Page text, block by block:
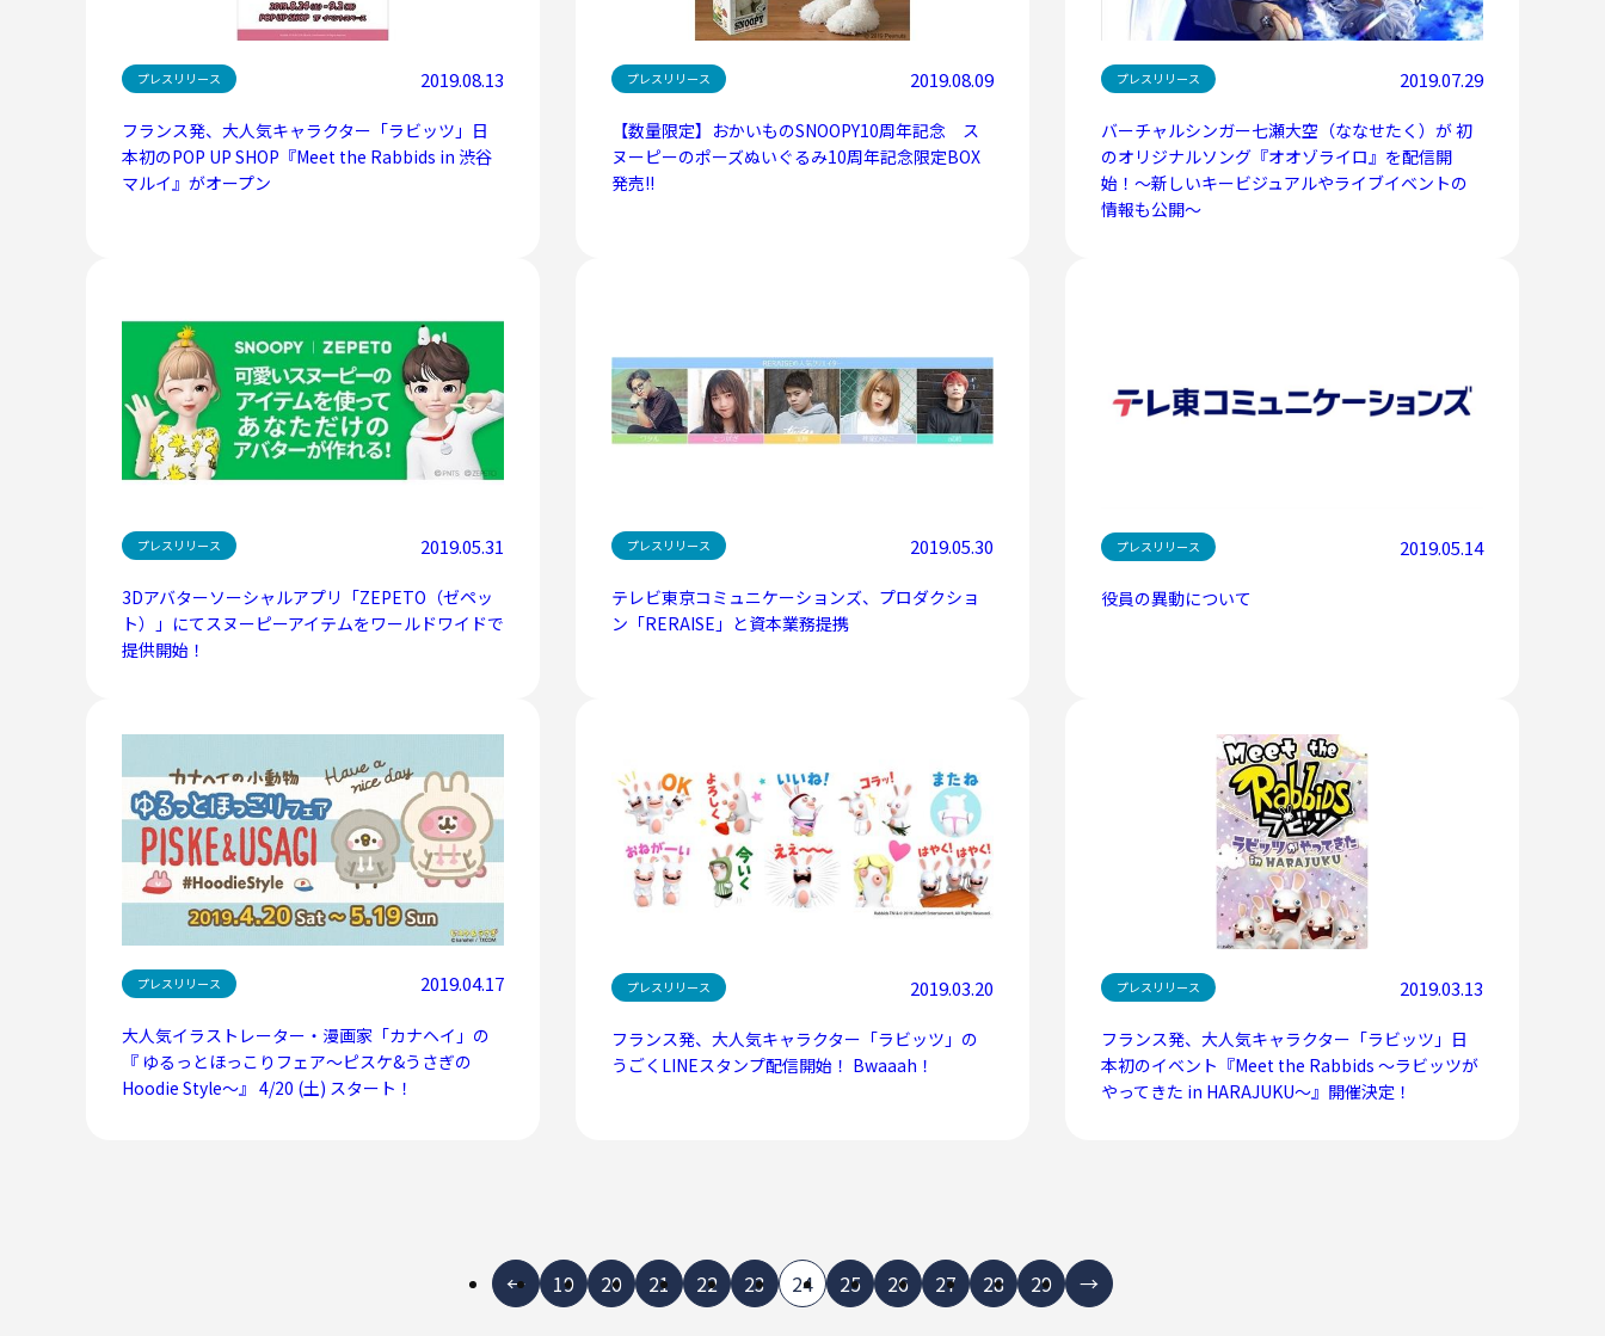
プレスリリース 2019.08.13
フランス発、大人気キャラクター「ラビッツ」日
本初のPOP UP SHOP『Meet the Rabbids in 渋谷
マルイ』がオープン
プレスリリース 2019.08.09
【数量限定】おかいものSNOOPY10周年記念 ス
ヌーピーのポーズぬいぐるみ10周年記念限定BOX
発売!!
プレスリリース 2019.07.29
バーチャルシンガー七瀬大空（ななせたく）が 初
のオリジナルソング『オオゾライロ』を配信開
始！〜新しいキービジュアルやライブイベントの
情報も公開〜
プレスリリース 2019.05.31
3Dアバターソーシャルアプリ「ZEPETO（ゼペッ
ト）」にてスヌーピーアイテムをワールドワイドで
提供開始！
プレスリリース 2019.05.30
テレビ東京コミュニケーションズ、プロダクショ
ン「RERAISE」と資本業務提携
プレスリリース 2019.05.14
役員の異動について
プレスリリース 2019.04.17
大人気イラストレーター・漫画家「カナヘイ」の
『 ゆるっとほっこりフェア～ピスケ&うさぎの
Hoodie Style～』 4/20 (土) スタート！
プレスリリース 2019.03.20
フランス発、大人気キャラクター「ラビッツ」の
うごくLINEスタンプ配信開始！ Bwaaah！
プレスリリース 2019.03.13
フランス発、大人気キャラクター「ラビッツ」日
本初のイベント『Meet the Rabbids ～ラビッツが
やってきた in HARAJUKU～』開催決定！
← 19 20 21 22 23 24 25 26 27 28 29 →